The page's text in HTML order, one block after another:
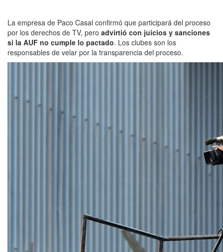
La empresa de Paco Casal confirmó que participará del proceso
por los derechos de TV, pero advirtió con juicios y sanciones
si la AUF no cumple lo pactado. Los clubes son los
responsables de velar por la transparencia del proceso.